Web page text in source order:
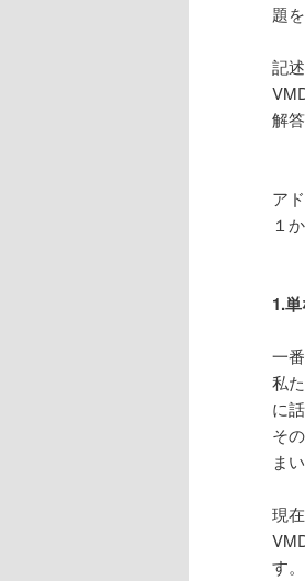
題
記
解
ア
１
1.
一
私
に
そ
ま
現
す。